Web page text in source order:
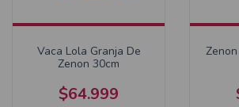
Vaca Lola Granja De
Zenon 30cm
$64.999